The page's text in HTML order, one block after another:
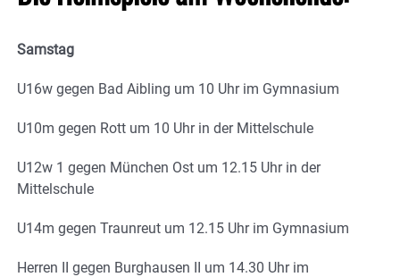
Samstag
U16w gegen Bad Aibling um 10 Uhr im Gymnasium
U10m gegen Rott um 10 Uhr in der Mittelschule
U12w 1 gegen München Ost um 12.15 Uhr in der
Mittelschule
U14m gegen Traunreut um 12.15 Uhr im Gymnasium
Herren II gegen Burghausen II um 14.30 Uhr im